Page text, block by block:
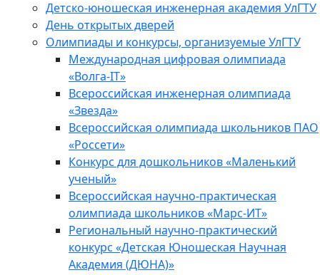
Детско-юношеская инженерная академия УлГТУ
День открытых дверей
Олимпиады и конкурсы, организуемые УлГТУ
Международная цифровая олимпиада
«Волга-IT»
Всероссийская инженерная олимпиада
«Звезда»
Всероссийская олимпиада школьников ПАО
«Россети»
Конкурс для дошкольников «Маленький
ученый»
Всероссийская научно-практическая
олимпиада школьников «Марс-ИТ»
Региональный научно-практический
конкурс «Детская Юношеская Научная
Академия (ДЮНА)»